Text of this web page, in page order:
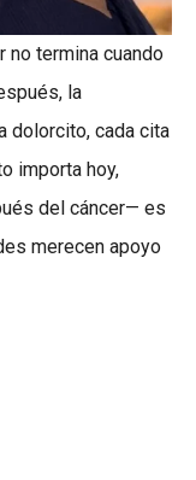
no termina cuando
la
dolorcito, cada cita
importa hoy,
del cáncer— es
merecen apoyo